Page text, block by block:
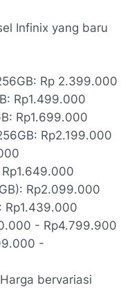
Infinix yang baru
Rp 2.399.000
Rp1.499.000
Rp1.699.000
Rp2.199.000
Rp2.099.000
Rp1.439.000
- Rp4.799.900
-
bervariasi